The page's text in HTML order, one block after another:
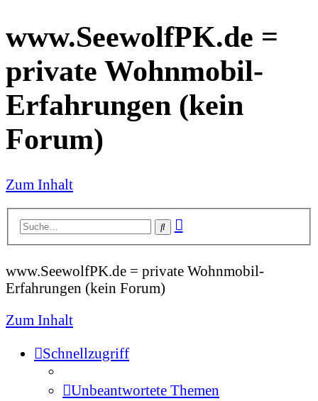
www.SeewolfPK.de =
private Wohnmobil-
Erfahrungen (kein
Forum)
Zum Inhalt
SucheErweiterte
www.SeewolfPK.de = private Wohnmobil-
Erfahrungen (kein Forum)
Zum Inhalt
Schnellzugriff
Unbeantwortete Themen